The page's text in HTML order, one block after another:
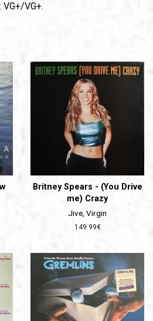
: VG+/VG+.
Britney Spears - (You Drive
me) Crazy
Jive, Virgin
Prix
149.99€